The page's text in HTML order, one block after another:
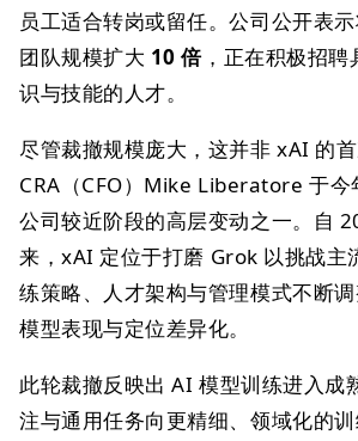
员工适合转岗或留任。公司公开表
团队规模扩大 10 倍 ，正在积极招
识与技能的人才。
尽管裁撤规模庞大，这并非 xAI 的首
CRA（CFO）Mike Liberatore 于今
公司较近阶段的高层变动之一。自
来，xAI 定位于打磨 Grok 以挑战主
练策略、人才架构与管理模式不断
模型表现与定位差异化。
此轮裁撤反映出 AI 模型训练进入成
注与通用任务向更精细、领域化的